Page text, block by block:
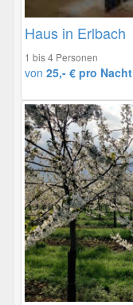
Haus in Erlbach
1 bis 4 Personen
von 25,- € pro Nacht